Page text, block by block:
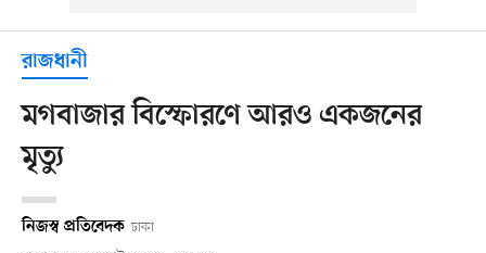
রাজধানী
মগবাজার বিস্ফোরণে আরও একজনের
মৃত্যু
নিজস্ব প্রতিবেদক ঢাকা